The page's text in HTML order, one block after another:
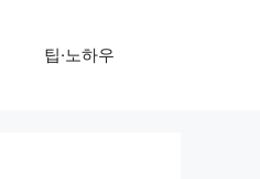
팁·노하우